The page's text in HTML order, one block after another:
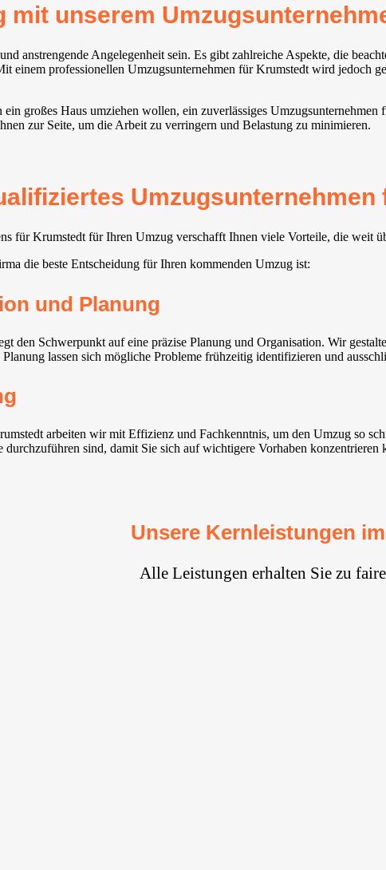
mit unserem
anstrengende Angelegenheit sein. Es gibt zahlreiche Aspekte, die
einem professionellen Umzugsunternehmen für Krumstedt wird jedoch
großes Haus umziehen wollen, ein zuverlässiges
zur Seite, um die Arbeit zu verringern und Belastung zu minimieren.
für Krumstedt für Ihren Umzug verschafft Ihnen viele Vorteile, die weit
die beste Entscheidung für Ihren kommenden Umzug ist:
und Planung
den Schwerpunkt auf eine präzise Planung und Organisation. Wir
lassen sich mögliche Probleme frühzeitig identifizieren und
arbeiten wir mit Effizienz und Fachkenntnis, um den Umzug so
sind, damit Sie sich auf wichtigere Vorhaben konzentrieren
Unsere Kernleistungen
Alle Leistungen erhalten Sie zu